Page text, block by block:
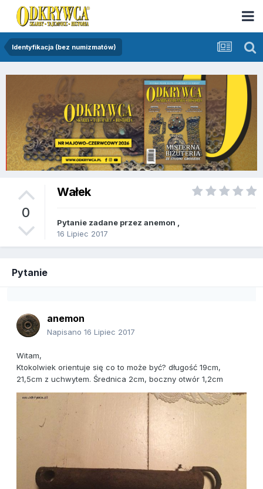
Identyfikacja (bez numizmatów)
0
Wałek
Pytanie zadane przez anemon
16 Lipiec 2017
Pytanie
anemon
Napisano 16 Lipiec 2017
Witam,
Ktokolwiek orientuje się co to może być? długość 19cm,
21,5cm z uchwytem. Średnica 2cm, boczny otwór 1,2cm